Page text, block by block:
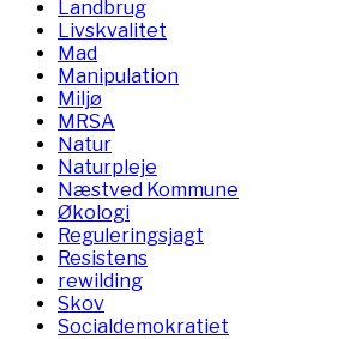
Landbrug
Livskvalitet
Mad
Manipulation
Miljø
MRSA
Natur
Naturpleje
Næstved Kommune
Økologi
Reguleringsjagt
Resistens
rewilding
Skov
Socialdemokratiet